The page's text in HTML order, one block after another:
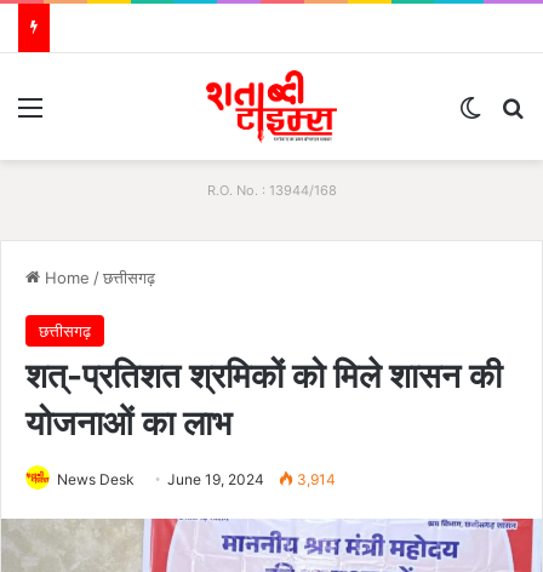
R.O. No. : 13944/168
Home /छत्तीसगढ़
छत्तीसगढ़
शत्-प्रतिशत श्रमिकों को मिले शासन की
योजनाओं का लाभ
News Desk June 19, 2024 3,914